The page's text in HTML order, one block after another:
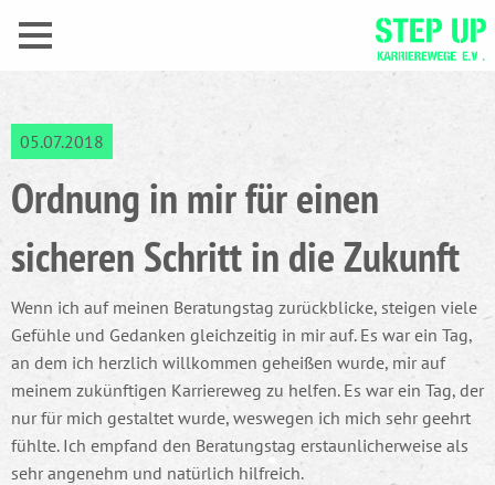
05.07.2018
Ordnung in mir für einen
sicheren Schritt in die Zukunft
Wenn ich auf meinen Beratungstag zurückblicke, steigen viele
Gefühle und Gedanken gleichzeitig in mir auf. Es war ein Tag,
an dem ich herzlich willkommen geheißen wurde, mir auf
meinem zukünftigen Karriereweg zu helfen. Es war ein Tag, der
nur für mich gestaltet wurde, weswegen ich mich sehr geehrt
fühlte. Ich empfand den Beratungstag erstaunlicherweise als
sehr angenehm und natürlich hilfreich.